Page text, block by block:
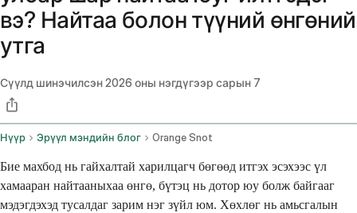
вэ? Найтаа болон түүний өнгөний
утга
Сүүлд шинэчилсэн2026 оны нэгдүгээр сарын 7
Нүүр Эрүүл мэндийн блог Orange Snot
Бие махбод нь гайхалтай харилцагч бөгөөд итгэх эсэхээс үл
хамааран найтааныхаа өнгө, бүтэц нь дотор юу болж байгааг
мэдэгдэхэд тусалдаг зарим нэг зүйл юм. Хөхлөг нь амьсгалын